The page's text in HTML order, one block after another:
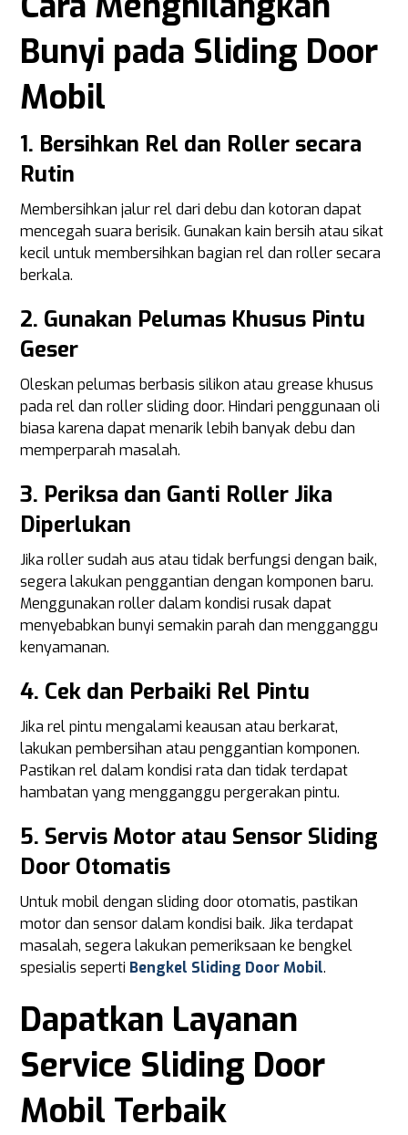
Bunyi pada Sliding Door
Mobil
1. Bersihkan Rel dan Roller secara
Rutin
Membersihkan jalur rel dari debu dan kotoran dapat
mencegah suara berisik. Gunakan kain bersih atau sikat
kecil untuk membersihkan bagian rel dan roller secara
berkala.
2. Gunakan Pelumas Khusus Pintu
Geser
Oleskan pelumas berbasis silikon atau grease khusus
pada rel dan roller sliding door. Hindari penggunaan oli
biasa karena dapat menarik lebih banyak debu dan
memperparah masalah.
3. Periksa dan Ganti Roller Jika
Diperlukan
Jika roller sudah aus atau tidak berfungsi dengan baik,
segera lakukan penggantian dengan komponen baru.
Menggunakan roller dalam kondisi rusak dapat
menyebabkan bunyi semakin parah dan mengganggu
kenyamanan.
4. Cek dan Perbaiki Rel Pintu
Jika rel pintu mengalami keausan atau berkarat,
lakukan pembersihan atau penggantian komponen.
Pastikan rel dalam kondisi rata dan tidak terdapat
hambatan yang mengganggu pergerakan pintu.
5. Servis Motor atau Sensor Sliding
Door Otomatis
Untuk mobil dengan sliding door otomatis, pastikan
motor dan sensor dalam kondisi baik. Jika terdapat
masalah, segera lakukan pemeriksaan ke bengkel
spesialis seperti Bengkel Sliding Door Mobil.
Dapatkan Layanan
Service Sliding Door
Mobil Terbaik